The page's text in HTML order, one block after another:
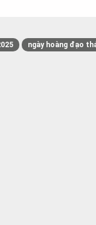
ngày hoàng đạo